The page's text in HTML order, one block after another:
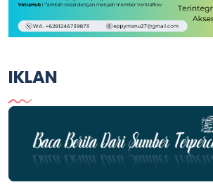
IKLAN